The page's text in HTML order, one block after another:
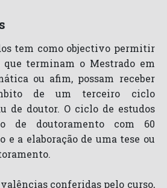
tem como objectivo permitir
que terminam o Mestrado em
ou afim, possam receber
de um terceiro ciclo
de doutor. O ciclo de estudos
de doutoramento com 60
e a elaboração de uma tese ou
conferidas pelo curso,